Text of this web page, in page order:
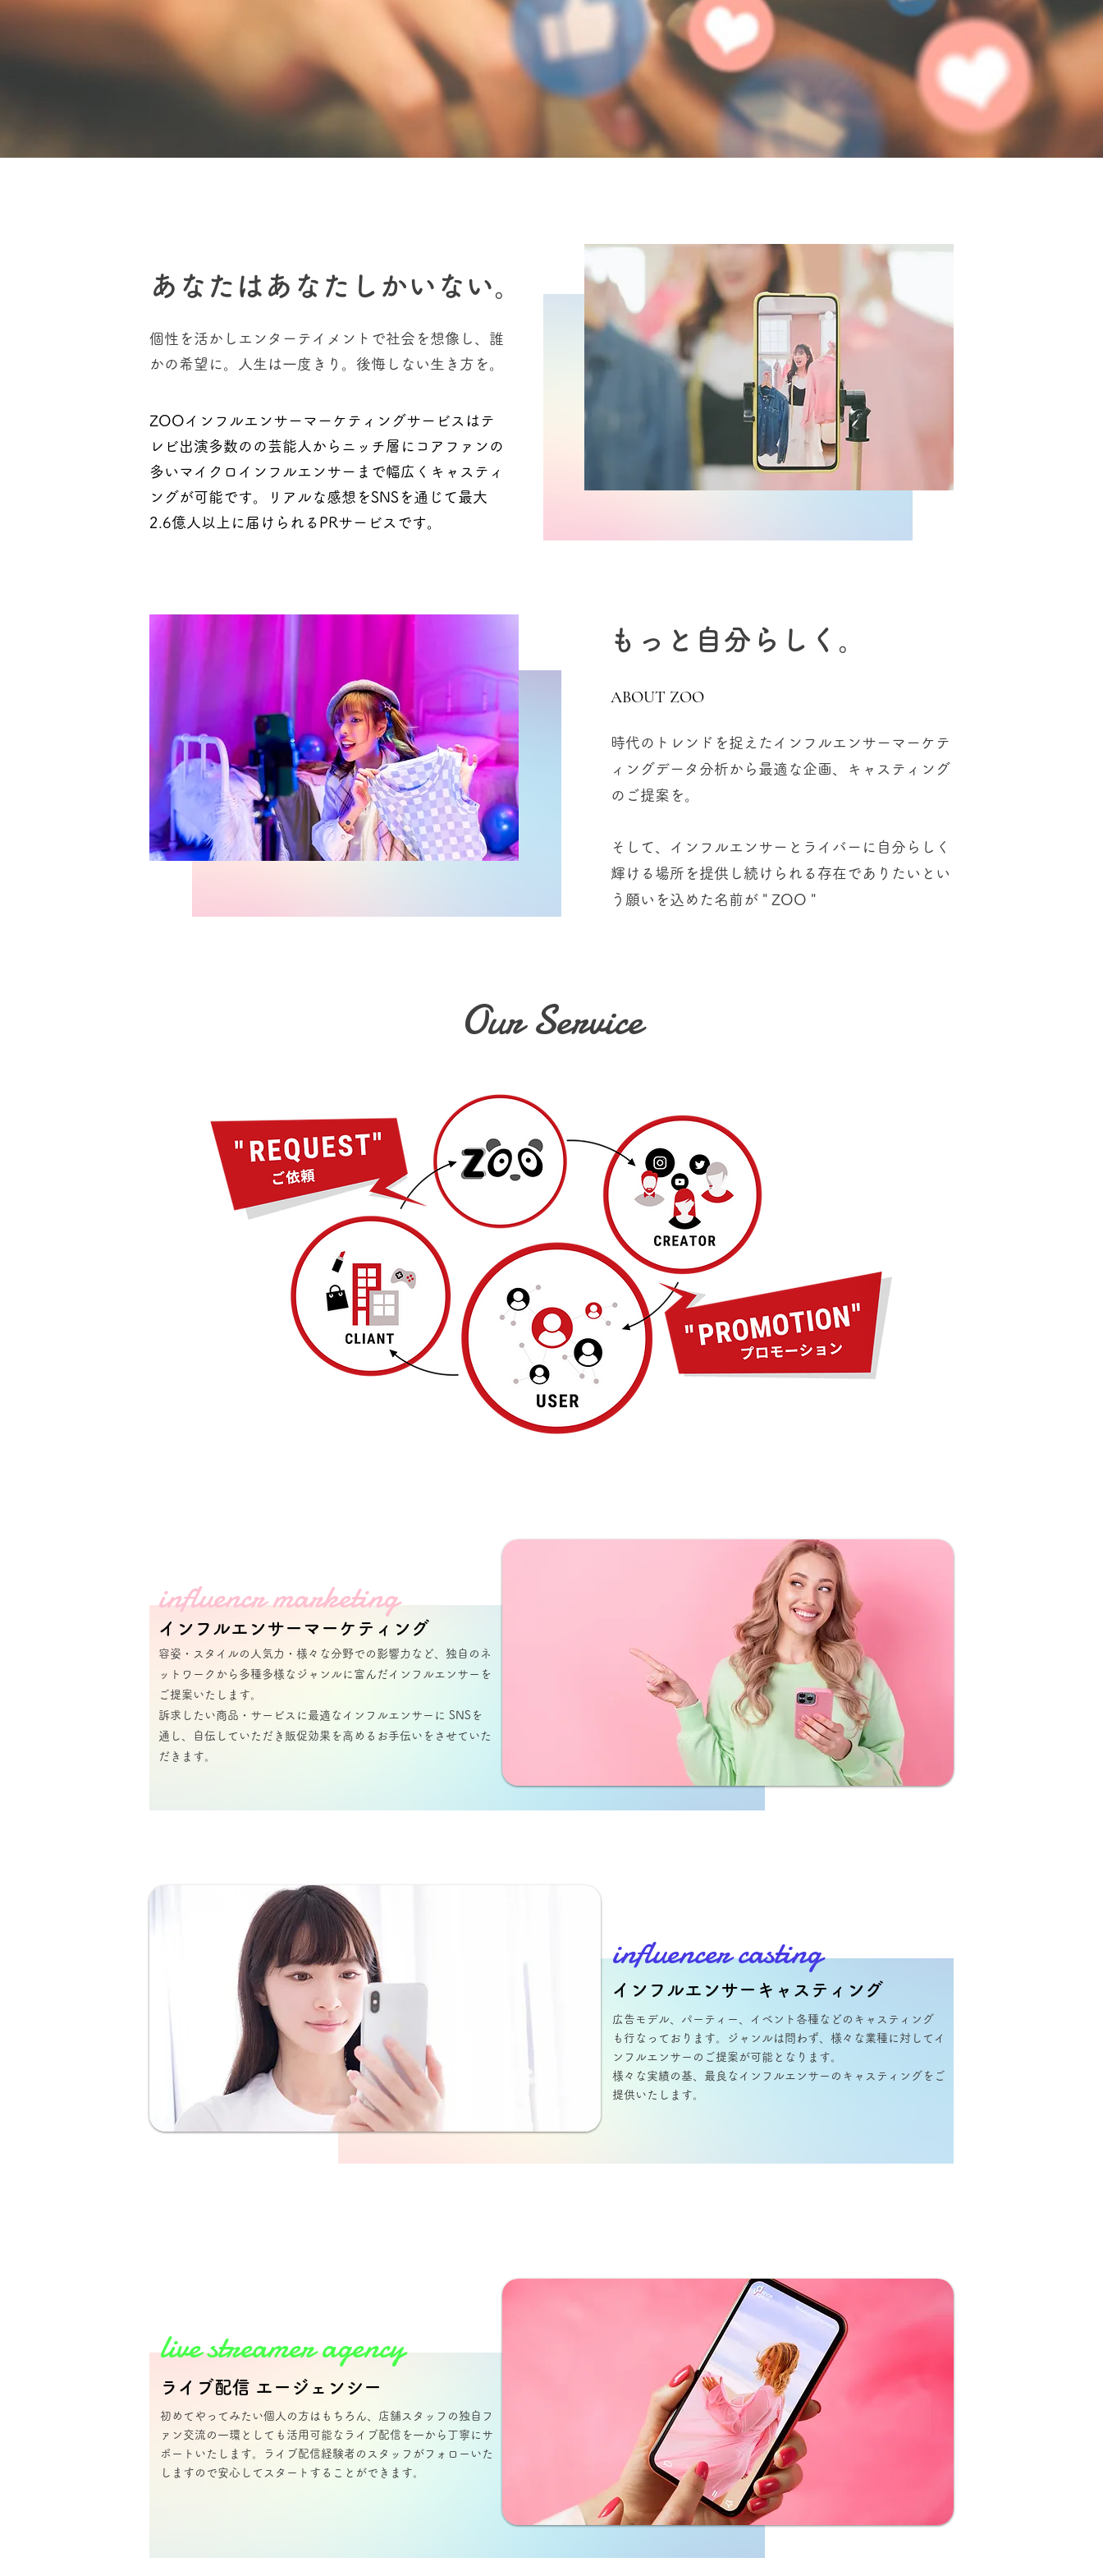
あなたはあなたしかいない。
個性を活かしエンターテイメントで社会を想像し、誰
かの希望に。人生は一度きり。後悔しない生き方を。
ZOOインフルエンサーマーケティングサービスはテ
レビ出演多数のの芸能人からニッチ層にコアファンの
多いマイクロインフルエンサーまで幅広くキャスティ
ングが可能です。リアルな感想をSNSを通じて最大
2.6億人以上に届けられるPRサービスです。
もっと自分らしく。
ABOUT ZOO
時代のトレンドを捉えたインフルエンサーマーケテ
ィングデータ分析から最適な企画、キャスティング
のご提案を。
そして、インフルエンサーとライバーに自分らしく
輝ける場所を提供し続けられる存在でありたいとい
う願いを込めた名前が " ZOO "
Our Service
容姿・スタイルの人気力・様々な分野​での影響力など、独自のネ
ットワーク​から多種多様なジャンルに富んだイ​ンフルエンサーを
ご提案いたします。
訴求したい商品・サービスに最適なイ​ンフルエンサーに SNSを
通し、自伝​していただき販促効果を高めるお手​伝いをさせていた
だきます。
​インフルエンサーマーケティング
influencr marketing
広告モデル、パーティー、イベント各​種などのキャスティング
も行なってお​ります。ジャンルは問わず、様々な業​種に対してイ
ンフルエンサーのご提​案が可能となります。
様々な実績の​基、最良なインフルエンサーのキャス​ティングをご
提供いたします。
インフルエンサーキャスティング
influencer casting
初めてやってみたい個人の方はもち​ろん、店舗スタッフの独自フ
ァン交流​の一環としても活用可能なライブ配​信を一から丁寧にサ
ポートいたしま​す。ライブ配信経験者のスタッフがフ​ォローいた
しますので安心してスター​トすることができます。
ライブ配信 エージェンシー
live streamer agency